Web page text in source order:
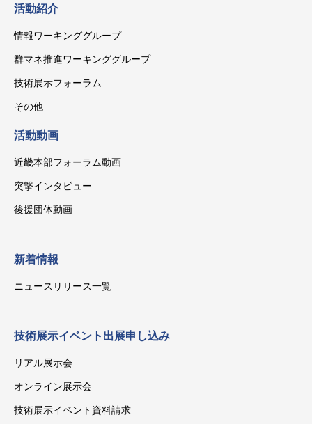
活動紹介
情報ワーキンググループ
群マネ推進ワーキンググループ
技術展示フォーラム
その他
活動動画
近畿本部フォーラム動画
突撃インタビュー
後援団体動画
新着情報
ニュースリリース一覧
技術展示イベント出展申し込み
リアル展示会
オンライン展示会
技術展示イベント資料請求